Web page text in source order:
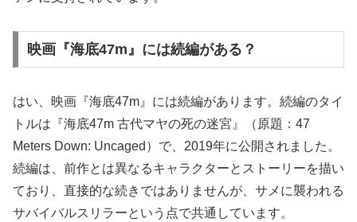
映画『海底47m』には続編がある？
はい、映画『海底47m』には続編があります。続編のタイ
トルは『海底47m 古代マヤの死の迷宮』（原題：47
Meters Down: Uncaged）で、2019年に公開されました。
続編は、前作とは異なるキャラクターとストーリーを描い
ており、直接的な続きではありませんが、サメに襲われる
サバイバルスリラーという点で共通しています。